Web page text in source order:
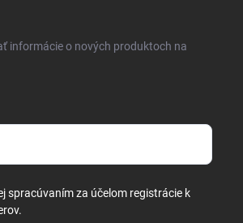
informácie o nových produktoch na
spracúvaním za účelom registrácie k